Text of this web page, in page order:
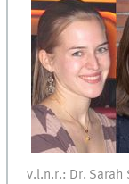
v.l.n.r.: Dr. Sarah